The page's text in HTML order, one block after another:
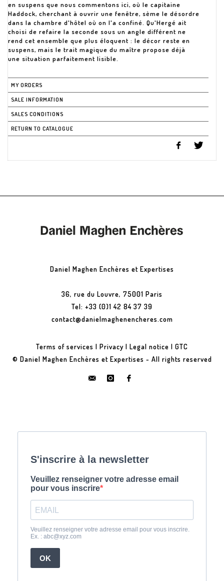
en suspens que nous commentons ici, où le capitaine
Haddock, cherchant à ouvrir une fenêtre, sème le désordre
dans la chambre d'hôtel où on l'a confiné. Qu'Hergé ait
choisi de refaire la seconde sous un angle différent ne
rend cet ensemble que plus éloquent : le décor reste en
suspens, mais le trait magique du maître propose déjà
une situation parfaitement lisible.
MY ORDERS
SALE INFORMATION
SALES CONDITIONS
RETURN TO CATALOGUE
Daniel Maghen Enchères et Expertises
36, rue du Louvre, 75001 Paris
Tel: +33 (0)1 42 84 37 39
contact@danielmaghenencheres.com
Terms of services | Privacy | Legal notice | GTC
© Daniel Maghen Enchères et Expertises - All rights reserved